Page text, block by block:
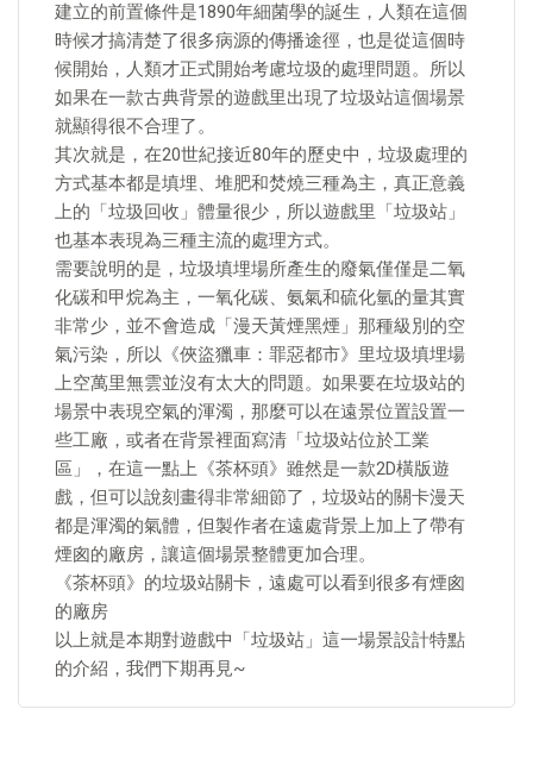
建立的前置條件是1890年細菌學的誕生，人類在這個
時候才搞清楚了很多病源的傳播途徑，也是從這個時
候開始，人類才正式開始考慮垃圾的處理問題。所以
如果在一款古典背景的遊戲里出現了垃圾站這個場景
就顯得很不合理了。
其次就是，在20世紀接近80年的歷史中，垃圾處理的
方式基本都是填埋、堆肥和焚燒三種為主，真正意義
上的「垃圾回收」體量很少，所以遊戲里「垃圾站」
也基本表現為三種主流的處理方式。
需要說明的是，垃圾填埋場所產生的廢氣僅僅是二氧
化碳和甲烷為主，一氧化碳、氨氣和硫化氫的量其實
非常少，並不會造成「漫天黃煙黑煙」那種級別的空
氣污染，所以《俠盜獵車：罪惡都市》里垃圾填埋場
上空萬里無雲並沒有太大的問題。如果要在垃圾站的
場景中表現空氣的渾濁，那麼可以在遠景位置設置一
些工廠，或者在背景裡面寫清「垃圾站位於工業
區」，在這一點上《茶杯頭》雖然是一款2D橫版遊
戲，但可以說刻畫得非常細節了，垃圾站的關卡漫天
都是渾濁的氣體，但製作者在遠處背景上加上了帶有
煙囪的廠房，讓這個場景整體更加合理。
《茶杯頭》的垃圾站關卡，遠處可以看到很多有煙囪
的廠房
以上就是本期對遊戲中「垃圾站」這一場景設計特點
的介紹，我們下期再見~